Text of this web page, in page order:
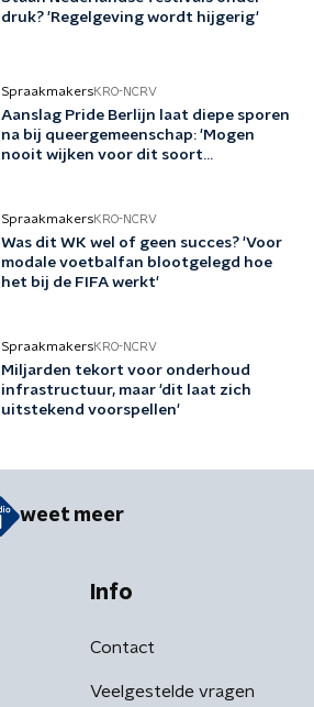
druk? 'Regelgeving wordt hijgerig'
SpraakmakersKRO-NCRV
Aanslag Pride Berlijn laat diepe sporen
na bij queergemeenschap: 'Mogen
nooit wijken voor dit soort
SpraakmakersKRO-NCRV
Was dit WK wel of geen succes? 'Voor
modale voetbalfan blootgelegd hoe
het bij de FIFA werkt'
SpraakmakersKRO-NCRV
Miljarden tekort voor onderhoud
infrastructuur, maar 'dit laat zich
uitstekend voorspellen'
weet meer
Info
Contact
Veelgestelde vragen